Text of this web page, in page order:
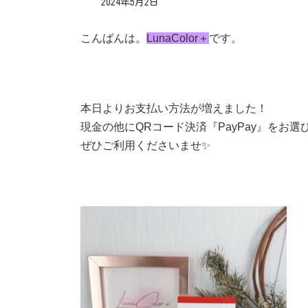
2024年5月2日
こんばんは。 LunaColor＋ です。
本日よりお支払い方法が増えました！
現金の他にQRコード決済『PayPay』をお選
ぜひご利用くださいませ✨